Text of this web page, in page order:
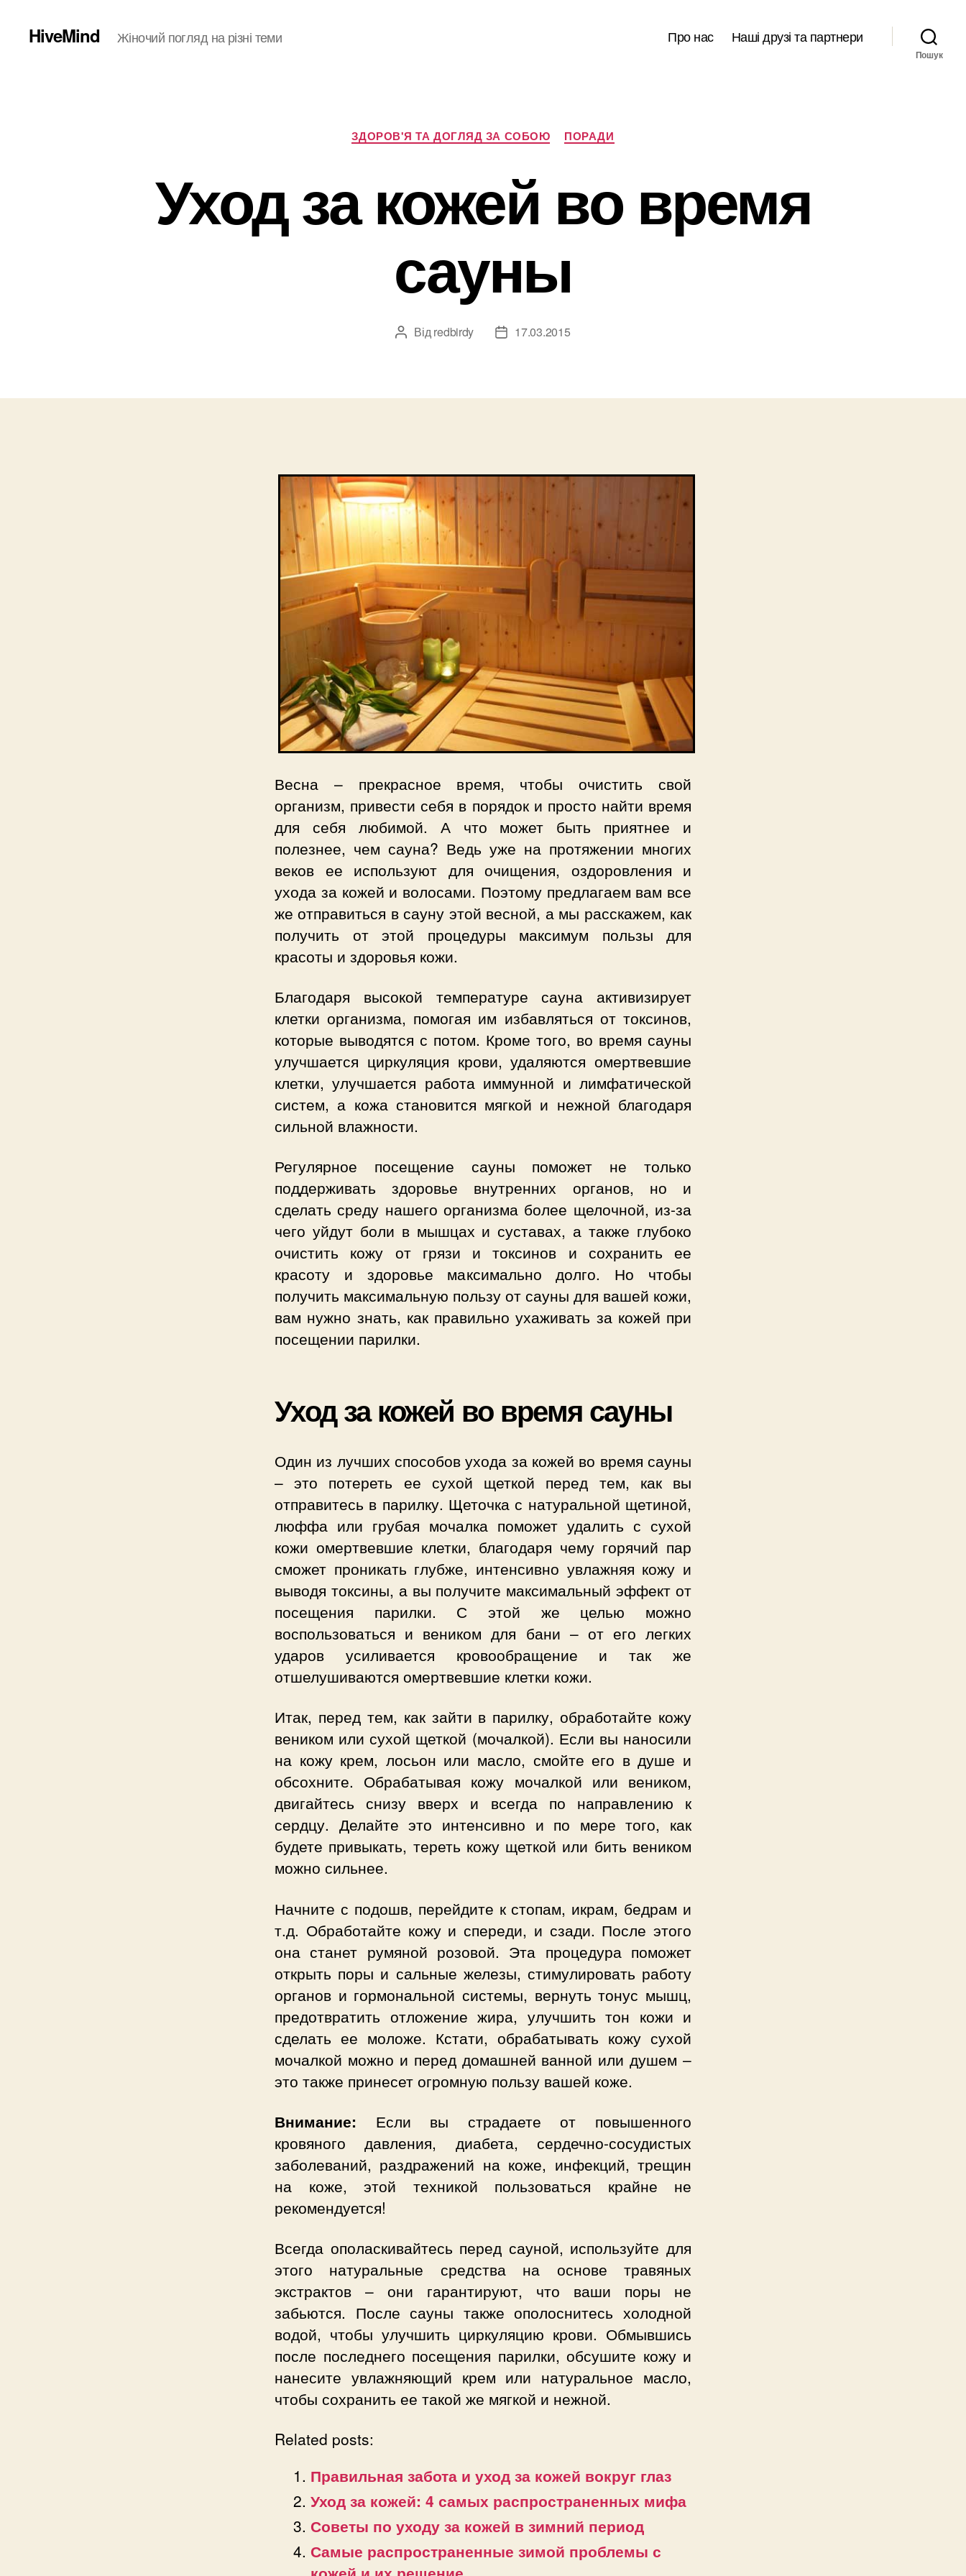
HiveMind Жіночий погляд на різні теми Про нас Наші друзі та партнери
Пошук
Категорії
ЗДОРОВ'Я ТА ДОГЛЯД ЗА СОБОЮ ПОРАДИ
Уход за кожей во время
сауны
Автор
Від redbirdy
Дата17.03.2015
Весна – прекрасное время, чтобы очистить свой
организм, привести себя в порядок и просто найти время
для себя любимой. А что может быть приятнее и
полезнее, чем сауна? Ведь уже на протяжении многих
веков ее используют для очищения, оздоровления и
ухода за кожей и волосами. Поэтому предлагаем вам все
же отправиться в сауну этой весной, а мы расскажем, как
получить от этой процедуры максимум пользы для
красоты и здоровья кожи.
Благодаря высокой температуре сауна активизирует
клетки организма, помогая им избавляться от токсинов,
которые выводятся с потом. Кроме того, во время сауны
улучшается циркуляция крови, удаляются омертвевшие
клетки, улучшается работа иммунной и лимфатической
систем, а кожа становится мягкой и нежной благодаря
сильной влажности.
Регулярное посещение сауны поможет не только
поддерживать здоровье внутренних органов, но и
сделать среду нашего организма более щелочной, из-за
чего уйдут боли в мышцах и суставах, а также глубоко
очистить кожу от грязи и токсинов и сохранить ее
красоту и здоровье максимально долго. Но чтобы
получить максимальную пользу от сауны для вашей кожи,
вам нужно знать, как правильно ухаживать за кожей при
посещении парилки.
Уход за кожей во время сауны
Один из лучших способов ухода за кожей во время сауны
– это потереть ее сухой щеткой перед тем, как вы
отправитесь в парилку. Щеточка с натуральной щетиной,
люффа или грубая мочалка поможет удалить с сухой
кожи омертвевшие клетки, благодаря чему горячий пар
сможет проникать глубже, интенсивно увлажняя кожу и
выводя токсины, а вы получите максимальный эффект от
посещения парилки. С этой же целью можно
воспользоваться и веником для бани – от его легких
ударов усиливается кровообращение и так же
отшелушиваются омертвевшие клетки кожи.
Итак, перед тем, как зайти в парилку, обработайте кожу
веником или сухой щеткой (мочалкой). Если вы наносили
на кожу крем, лосьон или масло, смойте его в душе и
обсохните. Обрабатывая кожу мочалкой или веником,
двигайтесь снизу вверх и всегда по направлению к
сердцу. Делайте это интенсивно и по мере того, как
будете привыкать, тереть кожу щеткой или бить веником
можно сильнее.
Начните с подошв, перейдите к стопам, икрам, бедрам и
т.д. Обработайте кожу и спереди, и сзади. После этого
она станет румяной розовой. Эта процедура поможет
открыть поры и сальные железы, стимулировать работу
органов и гормональной системы, вернуть тонус мышц,
предотвратить отложение жира, улучшить тон кожи и
сделать ее моложе. Кстати, обрабатывать кожу сухой
мочалкой можно и перед домашней ванной или душем –
это также принесет огромную пользу вашей коже.
Внимание: Если вы страдаете от повышенного
кровяного давления, диабета, сердечно-сосудистых
заболеваний, раздражений на коже, инфекций, трещин
на коже, этой техникой пользоваться крайне не
рекомендуется!
Всегда ополаскивайтесь перед сауной, используйте для
этого натуральные средства на основе травяных
экстрактов – они гарантируют, что ваши поры не
забьются. После сауны также ополоснитесь холодной
водой, чтобы улучшить циркуляцию крови. Обмывшись
после последнего посещения парилки, обсушите кожу и
нанесите увлажняющий крем или натуральное масло,
чтобы сохранить ее такой же мягкой и нежной.
Related posts:
Правильная забота и уход за кожей вокруг глаз
Уход за кожей: 4 самых распространенных мифа
Советы по уходу за кожей в зимний период
Самые распространенные зимой проблемы с